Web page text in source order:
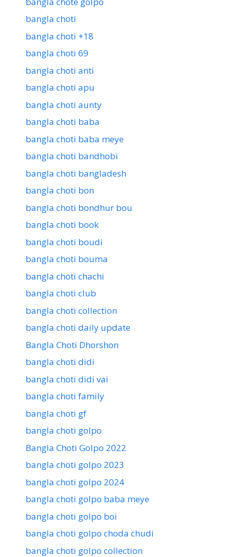
bangla choti
bangla choti +18
bangla choti 69
bangla choti anti
bangla choti apu
bangla choti aunty
bangla choti baba
bangla choti baba meye
bangla choti bandhobi
bangla choti bangladesh
bangla choti bon
bangla choti bondhur bou
bangla choti book
bangla choti boudi
bangla choti bouma
bangla choti chachi
bangla choti club
bangla choti collection
bangla choti daily update
Bangla Choti Dhorshon
bangla choti didi
bangla choti didi vai
bangla choti family
bangla choti gf
bangla choti golpo
Bangla Choti Golpo 2022
bangla choti golpo 2023
bangla choti golpo 2024
bangla choti golpo baba meye
bangla choti golpo boi
bangla choti golpo choda chudi
bangla choti golpo collection